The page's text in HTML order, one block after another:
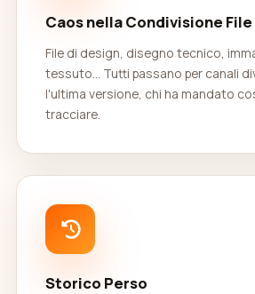
Caos nella Condivisione File
File di design, disegno tecnico,
tessuto... Tutti passano per canali
l'ultima versione, chi ha mandato
tracciare.
Storico Perso